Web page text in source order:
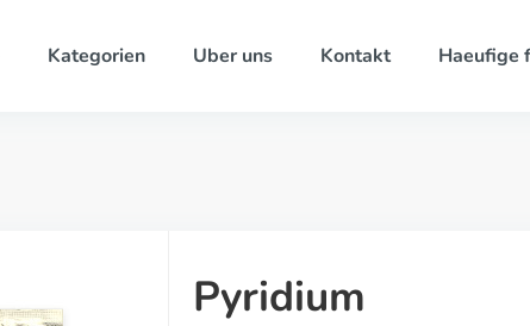
Kategorien Uber uns Kontakt Haeufige
Pyridium